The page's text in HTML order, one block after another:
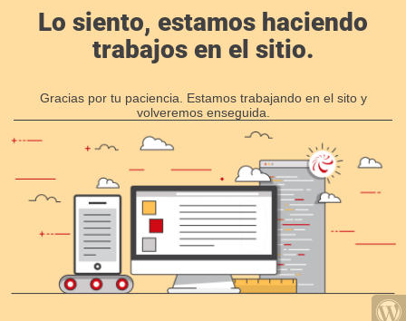
Lo siento, estamos haciendo
trabajos en el sitio.
Gracias por tu paciencia. Estamos trabajando en el sito y
volveremos enseguida.